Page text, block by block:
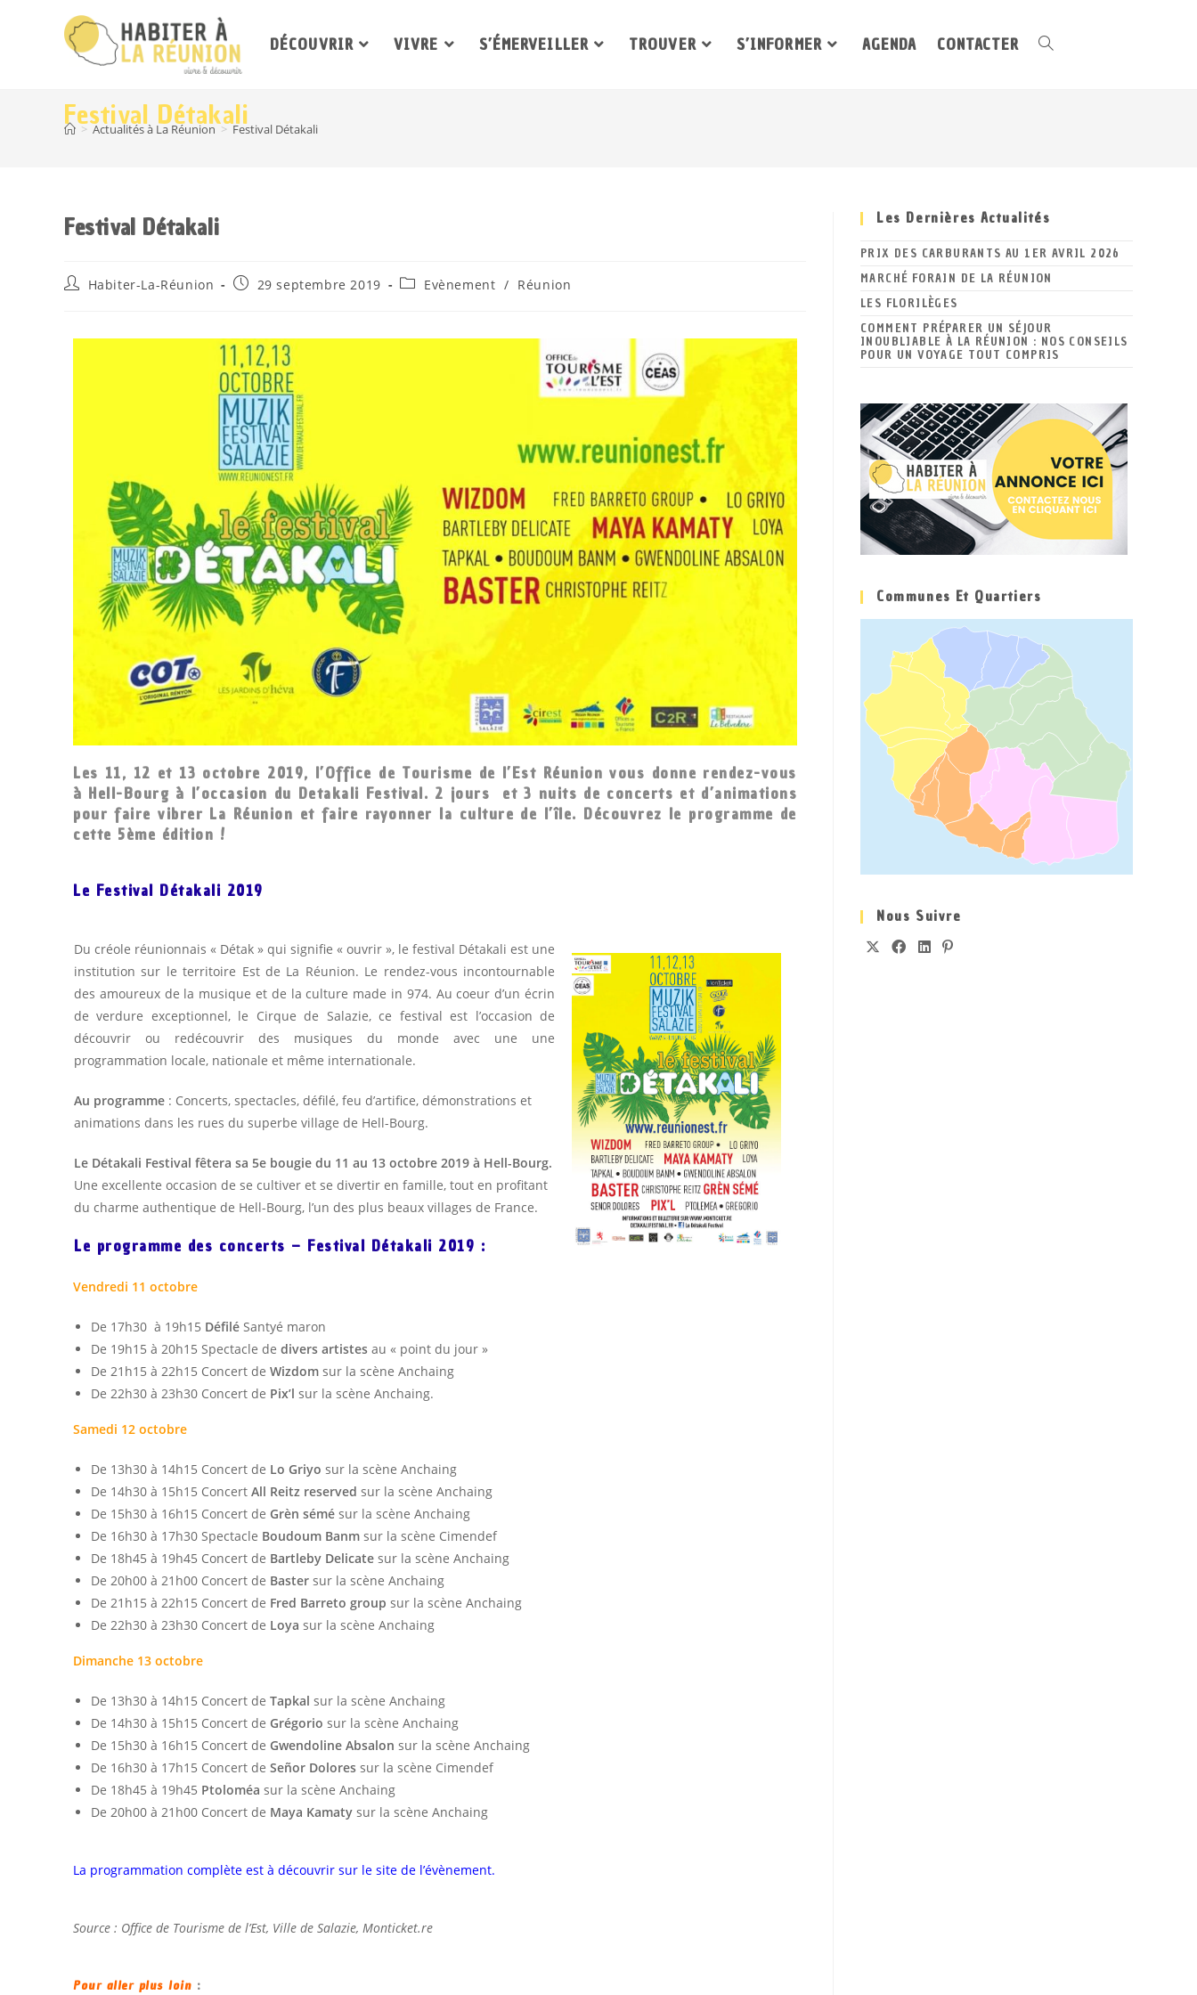
DÉCOUVRIR VIVRE S’ÉMERVEILLER TROUVER S’INFORMER AGENDA CONTACTER
Festival Détakali
> Actualités à La Réunion > Festival Détakali
Festival Détakali
Habiter-La-Réunion 29 septembre 2019 Evènement / Réunion
Les 11, 12 et 13 octobre 2019, l’Office de Tourisme de l’Est Réunion vous donne rendez-vous
à Hell-Bourg à l’occasion du Detakali Festival. 2 jours et 3 nuits de concerts et d’animations
pour faire vibrer La Réunion et faire rayonner la culture de l’île. Découvrez le programme de
cette 5ème édition !
Le Festival Détakali 2019
Du créole réunionnais « Détak » qui signifie « ouvrir », le festival Détakali est une
institution sur le territoire Est de La Réunion. Le rendez-vous incontournable
des amoureux de la musique et de la culture made in 974. Au coeur d’un écrin
de verdure exceptionnel, le Cirque de Salazie, ce festival est l’occasion de
découvrir ou redécouvrir des musiques du monde avec une une
programmation locale, nationale et même internationale.
Au programme : Concerts, spectacles, défilé, feu d’artifice, démonstrations et
animations dans les rues du superbe village de Hell-Bourg.
Le Détakali Festival fêtera sa 5e bougie du 11 au 13 octobre 2019 à Hell-Bourg.
Une excellente occasion de se cultiver et se divertir en famille, tout en profitant
du charme authentique de Hell-Bourg, l’un des plus beaux villages de France.
Le programme des concerts – Festival Détakali 2019 :
Vendredi 11 octobre
De 17h30 à 19h15 Défilé Santyé maron
De 19h15 à 20h15 Spectacle de divers artistes au « point du jour »
De 21h15 à 22h15 Concert de Wizdom sur la scène Anchaing
De 22h30 à 23h30 Concert de Pix’l sur la scène Anchaing.
Samedi 12 octobre
De 13h30 à 14h15 Concert de Lo Griyo sur la scène Anchaing
De 14h30 à 15h15 Concert All Reitz reserved sur la scène Anchaing
De 15h30 à 16h15 Concert de Grèn sémé sur la scène Anchaing
De 16h30 à 17h30 Spectacle Boudoum Banm sur la scène Cimendef
De 18h45 à 19h45 Concert de Bartleby Delicate sur la scène Anchaing
De 20h00 à 21h00 Concert de Baster sur la scène Anchaing
De 21h15 à 22h15 Concert de Fred Barreto group sur la scène Anchaing
De 22h30 à 23h30 Concert de Loya sur la scène Anchaing
Dimanche 13 octobre
De 13h30 à 14h15 Concert de Tapkal sur la scène Anchaing
De 14h30 à 15h15 Concert de Grégorio sur la scène Anchaing
De 15h30 à 16h15 Concert de Gwendoline Absalon sur la scène Anchaing
De 16h30 à 17h15 Concert de Señor Dolores sur la scène Cimendef
De 18h45 à 19h45 Ptoloméa sur la scène Anchaing
De 20h00 à 21h00 Concert de Maya Kamaty sur la scène Anchaing
La programmation complète est à découvrir sur le site de l’évènement.
Source : Office de Tourisme de l’Est, Ville de Salazie, Monticket.re
Pour aller plus loin :
Les Dernières Actualités
PRIX DES CARBURANTS AU 1ER AVRIL 2026
MARCHÉ FORAIN DE LA RÉUNION
LES FLORILÈGES
COMMENT PRÉPARER UN SÉJOUR
INOUBLIABLE À LA RÉUNION : NOS CONSEILS
POUR UN VOYAGE TOUT COMPRIS
Communes Et Quartiers
Nous Suivre